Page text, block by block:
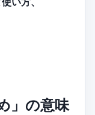
」の意味